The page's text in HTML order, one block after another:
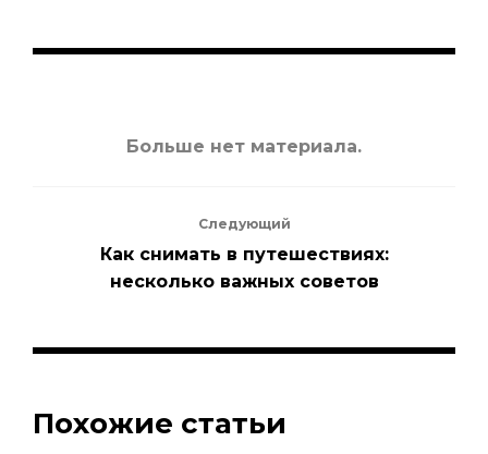
Больше нет материала.
Следующий
Как снимать в путешествиях:
несколько важных советов
Похожие статьи